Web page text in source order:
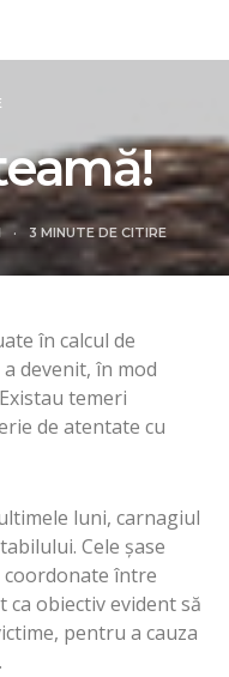
3 MINUTE DE CITIRE
în calcul de
devenit, în mod
temeri
de atentate cu
luni, carnagiul
Cele şase
coordonate între
ca obiectiv evident să
pentru a cauza